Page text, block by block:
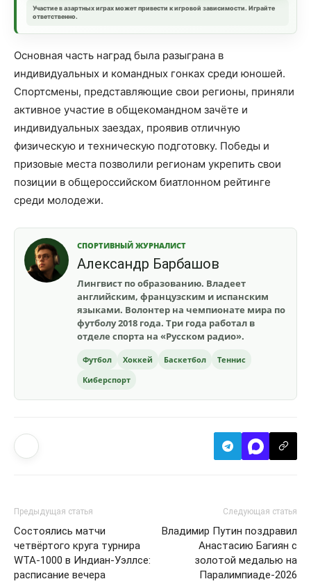
Участие в азартных играх может привести к игровой зависимости. Играйте
ответственно.
Основная часть наград была разыграна в
индивидуальных и командных гонках среди юношей.
Спортсмены, представляющие свои регионы, приняли
активное участие в общекомандном зачёте и
индивидуальных заездах, проявив отличную
физическую и техническую подготовку. Победы и
призовые места позволили регионам укрепить свои
позиции в общероссийском биатлонном рейтинге
среди молодежи.
СПОРТИВНЫЙ ЖУРНАЛИСТ
Александр Барбашов
Лингвист по образованию. Владеет
английским, французским и испанским
языками. Волонтер на чемпионате мира по
футболу 2018 года. Три года работал в
отделе спорта на «Русском радио».
Футбол Хоккей Баскетбол
Теннис
Киберспорт
Предыдущая статья
Состоялись матчи
четвёртого круга турнира
WTA-1000 в Индиан-Уэллсе:
расписание вечера
Следующая статья
Владимир Путин поздравил
Анастасию Багиян с
золотой медалью на
Паралимпиаде-2026